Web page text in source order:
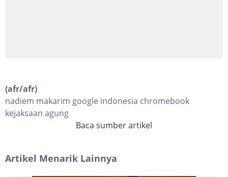
(afr/afr)
nadiem makarim google indonesia chromebook
kejaksaan agung
Baca sumber artikel
Artikel Menarik Lainnya